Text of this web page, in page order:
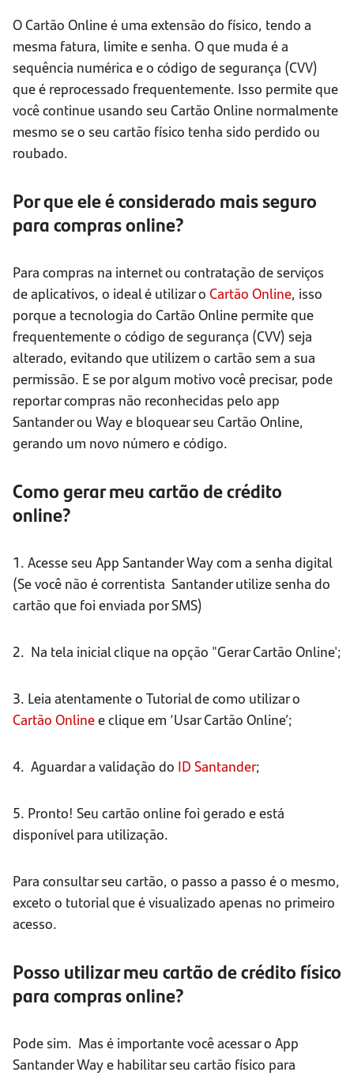
O Cartão Online é uma extensão do físico, tendo a
mesma fatura, limite e senha. O que muda é a
sequência numérica e o código de segurança (CVV)
que é reprocessado frequentemente. Isso permite que
você continue usando seu Cartão Online normalmente
mesmo se o seu cartão físico tenha sido perdido ou
roubado.
Por que ele é considerado mais seguro
para compras online?
Para compras na internet ou contratação de serviços
de aplicativos, o ideal é utilizar o Cartão Online, isso
porque a tecnologia do Cartão Online permite que
frequentemente o código de segurança (CVV) seja
alterado, evitando que utilizem o cartão sem a sua
permissão. E se por algum motivo você precisar, pode
reportar compras não reconhecidas pelo app
Santander ou Way e bloquear seu Cartão Online,
gerando um novo número e código.
Como gerar meu cartão de crédito
online?
1. Acesse seu App Santander Waycom a senha digital
(Se você não é correntista Santander utilize senha do
cartão que foi enviada por SMS)
2. Na tela inicial clique na opção "Gerar Cartão Online';
3. Leia atentamente o Tutorial de como utilizar o
Cartão Onlinee clique em ‘Usar Cartão Online’;
4. Aguardar a validação do ID Santander;
5. Pronto! Seu cartão online foi gerado e está
disponível para utilização.
Para consultar seu cartão, o passo a passo é o mesmo,
exceto o tutorial que é visualizado apenas no primeiro
acesso.
Posso utilizar meu cartão de crédito físico
para compras online?
Pode sim. Mas é importante você acessar o App
Santander Way e habilitar seu cartão físico para